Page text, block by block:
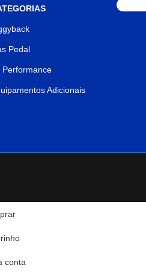
Pedal
Performance
Adicionais
conta